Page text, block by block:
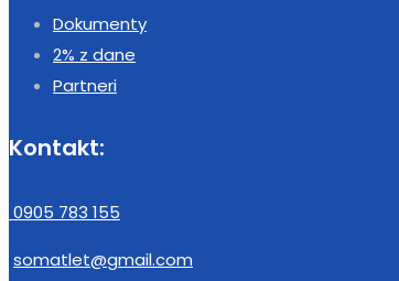
Dokumenty
2% z dane
Partneri
Kontakt:
0905 783 155
somatlet@gmail.com